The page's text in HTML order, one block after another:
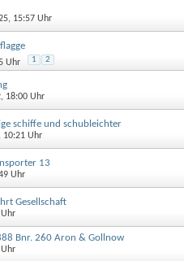
15:57 Uhr
Uhr 1 2
18:00 Uhr
schiffe und schubleichter
10:21 Uhr
13
Uhr
Gesellschaft
Bnr. 260 Aron & Gollnow